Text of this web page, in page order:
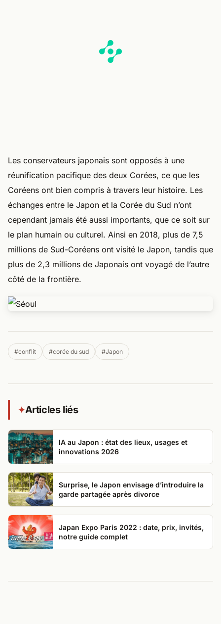
Les conservateurs japonais sont opposés à une
réunification pacifique des deux Corées, ce que les
Coréens ont bien compris à travers leur histoire. Les
échanges entre le Japon et la Corée du Sud n’ont
cependant jamais été aussi importants, que ce soit sur
le plan humain ou culturel. Ainsi en 2018, plus de 7,5
millions de Sud-Coréens ont visité le Japon, tandis que
plus de 2,3 millions de Japonais ont voyagé de l’autre
côté de la frontière.
#conflit #corée du sud #Japon
✦Articles liés
IA au Japon : état des lieux, usages et
innovations 2026
Surprise, le Japon envisage d’introduire la
garde partagée après divorce
Japan Expo Paris 2022 : date, prix, invités,
notre guide complet